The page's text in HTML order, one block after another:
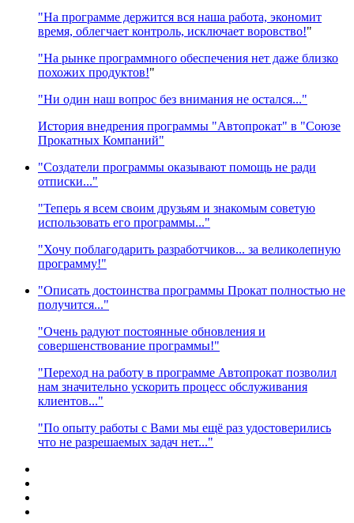
"На программе держится вся наша работа, экономит
время, облегчает контроль, исключает воровство!"
"На рынке программного обеспечения нет даже близко
похожих продуктов!"
"Ни один наш вопрос без внимания не остался..."
История внедрения программы "Автопрокат" в "Союзе
Прокатных Компаний"
"Создатели программы оказывают помощь не ради
отписки..."
"Теперь я всем своим друзьям и знакомым советую
использовать его программы..."
"Хочу поблагодарить разработчиков... за великолепную
программу!"
"Описать достоинства программы Прокат полностью не
получится..."
"Очень радуют постоянные обновления и
совершенствование программы!"
"Переход на работу в программе Автопрокат позволил
нам значительно ускорить процесс обслуживания
клиентов..."
"По опыту работы с Вами мы ещё раз удостоверились
что не разрешаемых задач нет..."